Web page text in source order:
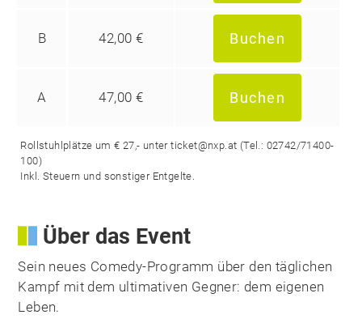
B 42,00 € Buchen
A 47,00 € Buchen
Rollstuhlplätze um € 27,- unter ticket@nxp.at (Tel.: 02742/71400-
100)
Inkl. Steuern und sonstiger Entgelte.
Über das Event
Sein neues Comedy-Programm über den täglichen
Kampf mit dem ultimativen Gegner: dem eigenen
Leben.